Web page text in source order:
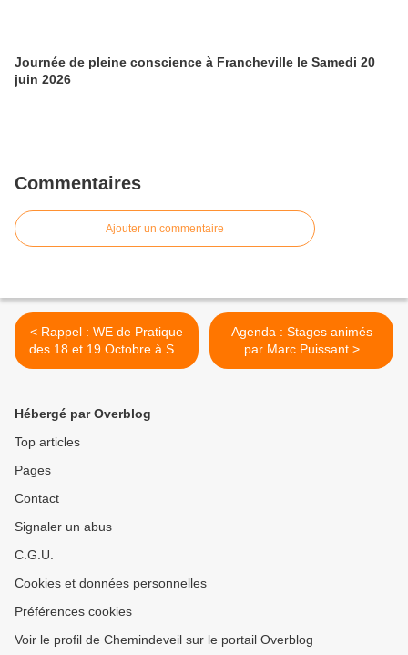
Journée de pleine conscience à Francheville le Samedi 20
juin 2026
Commentaires
Ajouter un commentaire
< Rappel : WE de Pratique
des 18 et 19 Octobre à Ste
Consorce (69)
Agenda : Stages animés
par Marc Puissant >
Hébergé par Overblog
Top articles
Pages
Contact
Signaler un abus
C.G.U.
Cookies et données personnelles
Préférences cookies
Voir le profil de Chemindeveil sur le portail Overblog